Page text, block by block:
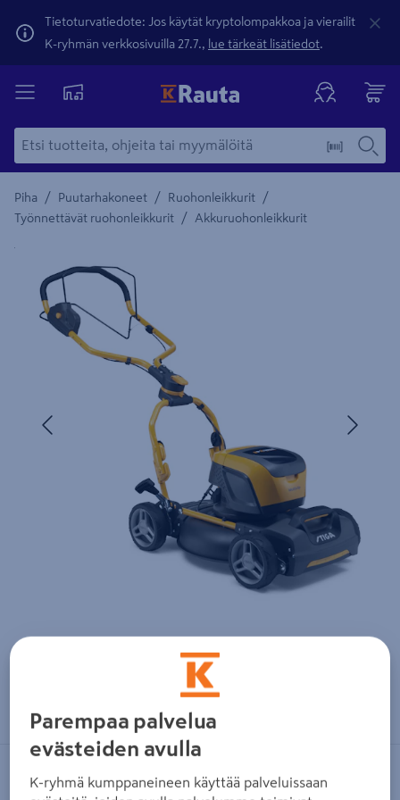
Tietoturvatiedote: Jos käytät kryptolompakkoa ja vierailit
K-ryhmän verkkosivuilla 27.7., lue tärkeät lisätiedot.
Piha / Puutarhakoneet / Ruohonleikkurit /
Työnnettävät ruohonleikkurit / Akkuruohonleikkurit
Yksityiskohtainen kuvaus löytyy Tuotteen kuvaus -
Zoomaa kuvaa sormilla kosketusnäytöllä
STIGA
Parempaa palvelua
evästeiden avulla
K-ryhmä kumppaneineen käyttää palveluissaan